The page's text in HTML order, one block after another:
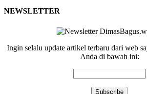
NEWSLETTER
Ingin selalu update artikel terbaru dari web
Anda di bawah ini: